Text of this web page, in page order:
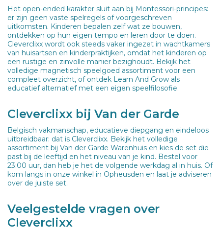
Het open-ended karakter sluit aan bij Montessori-principes:
er zijn geen vaste spelregels of voorgeschreven
uitkomsten. Kinderen bepalen zelf wat ze bouwen,
ontdekken op hun eigen tempo en leren door te doen.
Cleverclixx wordt ook steeds vaker ingezet in wachtkamers
van huisartsen en kinderpraktijken, omdat het kinderen op
een rustige en zinvolle manier bezighoudt. Bekijk het
volledige magnetisch speelgoed assortiment voor een
compleet overzicht, of ontdek Learn And Grow als
educatief alternatief met een eigen speelfilosofie.
Cleverclixx bij Van der Garde
Belgisch vakmanschap, educatieve diepgang en eindeloos
uitbreidbaar: dat is Cleverclixx. Bekijk het volledige
assortiment bij Van der Garde Warenhuis en kies de set die
past bij de leeftijd en het niveau van je kind. Bestel voor
23:00 uur, dan heb je het de volgende werkdag al in huis. Of
kom langs in onze winkel in Opheusden en laat je adviseren
over de juiste set.
Veelgestelde vragen over
Cleverclixx